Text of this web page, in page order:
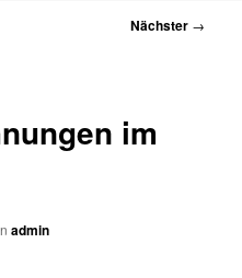
Nächster →
im
admin